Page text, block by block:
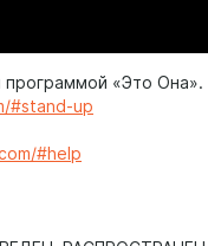
программой «Это Она».
#stand-up
#help